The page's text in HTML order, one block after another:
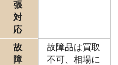
張
対
応
故
障
故障品は買取
不可、相場に